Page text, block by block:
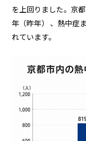
を上回りました。京
年（昨年） 、熱中症
れています。